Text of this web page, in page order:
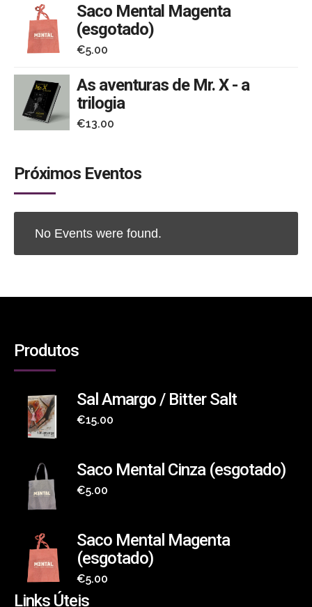
Saco Mental Magenta
(esgotado)
€5.00
As aventuras de Mr. X - a
trilogia
€13.00
Próximos Eventos
No Events were found.
Produtos
Sal Amargo / Bitter Salt
€15.00
Saco Mental Cinza (esgotado)
€5.00
Saco Mental Magenta
(esgotado)
€5.00
Links Úteis